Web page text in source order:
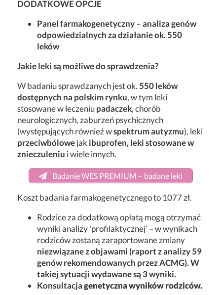
DODATKOWE OPCJE
Panel farmakogenetyczny – analiza genów
odpowiedzialnych za działanie ok. 550
leków
Jakie leki są możliwe do sprawdzenia?
W badaniu sprawdzanych jest ok.550 leków
dostępnych na polskim rynku, w tym leki
stosowane w leczeniupadaczek, chorób
neurologicznych, zaburzeń psychicznych
(występujących również wspektrum autyzmu), leki
przeciwbólowejakibuprofen, leki stosowane w
znieczuleniu i wiele innych.
Badanie WES PREMIUM – badane leki
Koszt badania farmakogenetycznego to 1077 zł.
Rodzice za dodatkową opłatą mogą otrzymać
wyniki analizy 'profilaktycznej’ – w wynikach
rodziców zostaną zaraportowane zmiany
niezwiązane z objawami (raport z analizy 59
genów rekomendowanych przez ACMG).W
takiej sytuacji wydawane są 3 wyniki.
Konsultacjagenetyczna wyników rodziców.